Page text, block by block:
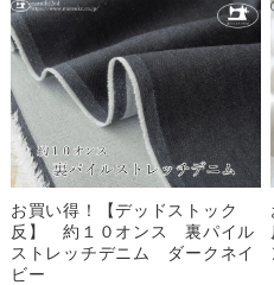
お買い得！【デッドストック
反】 約１０オンス 裏パイル
ストレッチデニム ダークネイ
ビー